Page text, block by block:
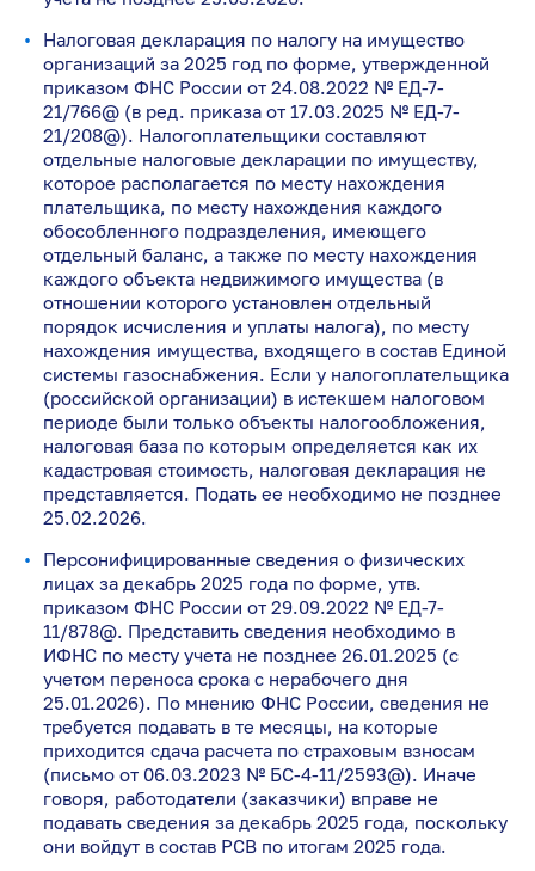
Налоговая декларация по налогу на имущество
организаций за 2025 год по форме, утвержденной
приказом ФНС России от 24.08.2022 № ЕД-7-
21/766@ (в ред. приказа от 17.03.2025 № ЕД-7-
21/208@). Налогоплательщики составляют
отдельные налоговые декларации по имуществу,
которое располагается по месту нахождения
плательщика, по месту нахождения каждого
обособленного подразделения, имеющего
отдельный баланс, а также по месту нахождения
каждого объекта недвижимого имущества (в
отношении которого установлен отдельный
порядок исчисления и уплаты налога), по месту
нахождения имущества, входящего в состав Единой
системы газоснабжения. Если у налогоплательщика
(российской организации) в истекшем налоговом
периоде были только объекты налогообложения,
налоговая база по которым определяется как их
кадастровая стоимость, налоговая декларация не
представляется. Подать ее необходимо не позднее
25.02.2026.
Персонифицированные сведения о физических
лицах за декабрь 2025 года по форме, утв.
приказом ФНС России от 29.09.2022 № ЕД-7-
11/878@. Представить сведения необходимо в
ИФНС по месту учета не позднее 26.01.2025 (с
учетом переноса срока с нерабочего дня
25.01.2026). По мнению ФНС России, сведения не
требуется подавать в те месяцы, на которые
приходится сдача расчета по страховым взносам
(письмо от 06.03.2023 № БС-4-11/2593@). Иначе
говоря, работодатели (заказчики) вправе не
подавать сведения за декабрь 2025 года, поскольку
они войдут в состав РСВ по итогам 2025 года.